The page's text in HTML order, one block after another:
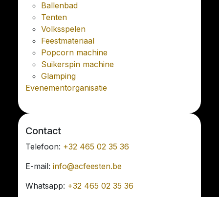
Ballenbad
Tenten
Volksspelen
Feestmateriaal
Popcorn machine
Suikerspin machine
Glamping
Evenementorganisatie
Contact
Telefoon: +32 465 02 35 36
E-mail:info@acfeesten.be
Whatsapp: +32 465 02 35 36